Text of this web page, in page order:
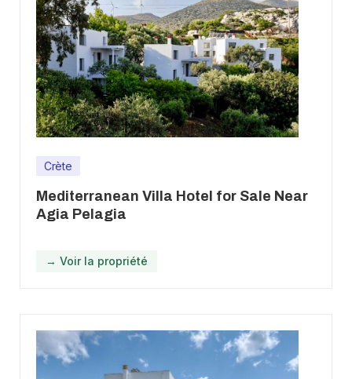
Crète
Mediterranean Villa Hotel for Sale Near
Agia Pelagia
→ Voir la propriété